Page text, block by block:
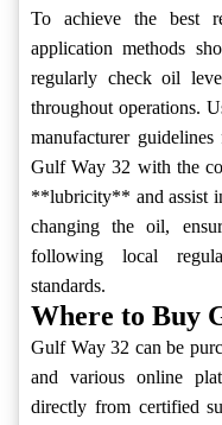
To achieve the best
application methods
regularly check oil
throughout operations.
manufacturer
Gulf Way 32 with the
**lubricity** and assist
changing the oil,
following local
standards.
Where to Buy
Gulf Way 32 can be
and various online
directly from certified